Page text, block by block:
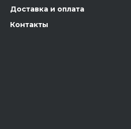
Доставка и оплата
Контакты